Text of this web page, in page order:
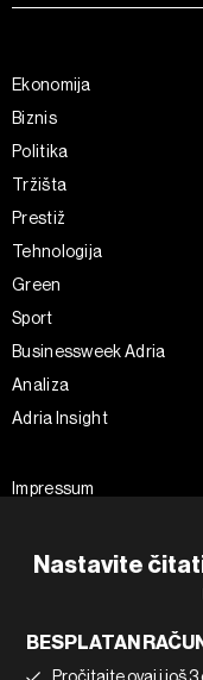
Nastavite
BESPLATAN
Ekonomija
Biznis
Politika
Tržišta
Prestiž
Tehnologija
Green
Sport
Businessweek Adria
Analiza
Adria Insight
Impressum
Pravila privatnosti
Korištenje umjetne